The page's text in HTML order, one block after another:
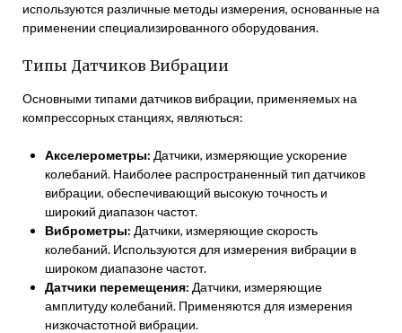
используются различные методы измерения, основанные на
применении специализированного оборудования.
Типы Датчиков Вибрации
Основными типами датчиков вибрации, применяемых на
компрессорных станциях, являються:
Акселерометры: Датчики, измеряющие ускорение
колебаний. Наиболее распространенный тип датчиков
вибрации, обеспечивающий высокую точность и
широкий диапазон частот.
Виброметры: Датчики, измеряющие скорость
колебаний. Используются для измерения вибрации в
широком диапазоне частот.
Датчики перемещения: Датчики, измеряющие
амплитуду колебаний. Применяются для измерения
низкочастотной вибрации.